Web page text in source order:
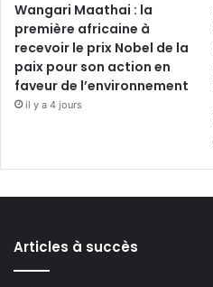
Wangari Maathai : la
première africaine à
recevoir le prix Nobel de la
paix pour son action en
faveur de l’environnement
il y a 4 jours
Articles à succès